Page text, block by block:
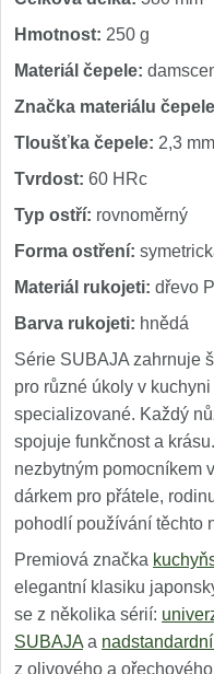
Hmotnost: 250 g
Materiál čepele:
Značka materiálu
Tloušťka čepele: 2,3 mm
Tvrdost: 60 HRc
Typ ostří: rovnoměrný
Forma ostření:
Materiál rukojeti: dřevo
Barva rukojeti: hnědá
Série SUBAJA zahrnuje
pro různé úkoly v
specializované. Každý
spojuje funkčnost a
nezbytným pomocníkem
dárkem pro přátele,
pohodlí používání těchto
Premiová značka
elegantní klasiku
se z několika sérií:
SUBAJA a nadstandardní
z olivového a